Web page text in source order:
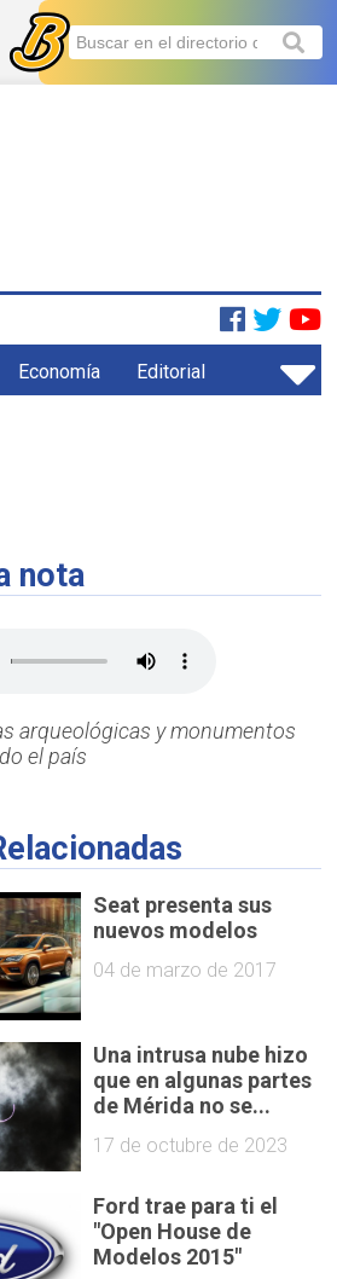
Economía Editorial
nota
arqueológicas y monumentos
el país
Seat presenta sus
nuevos modelos
04 de marzo de 2017
Una intrusa nube hizo
que en algunas partes
de Mérida no se...
17 de octubre de 2023
Ford trae para ti el
"Open House de
Modelos 2015"